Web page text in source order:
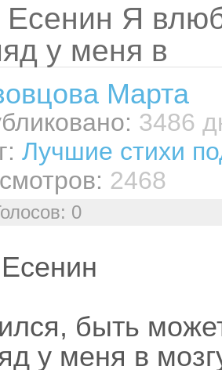
Есенин Я
у меня в
Марта
3486
Лучшие стихи
2468
0
быть
у меня в